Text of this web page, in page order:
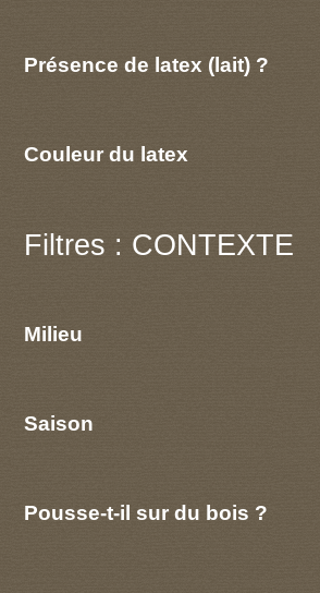
Présence de latex (lait) ?
Couleur du latex
Filtres : CONTEXTE
Milieu
Saison
Pousse-t-il sur du bois ?